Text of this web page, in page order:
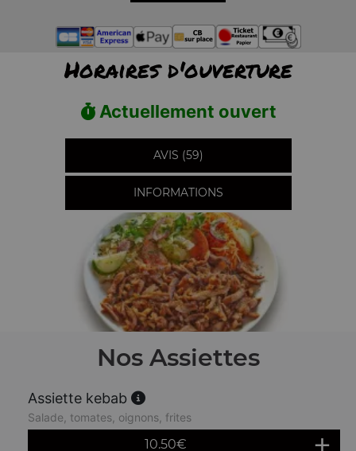
Horaires d'ouverture
Actuellement ouvert
AVIS (59)
INFORMATIONS
Nos Assiettes
Assiette kebab
Salade, tomates, oignons, frites
10.50€